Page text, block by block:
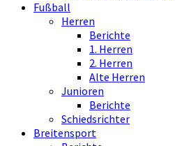
Fußball
Herren
Berichte
1. Herren
2. Herren
Alte Herren
Junioren
Berichte
Schiedsrichter
Breitensport